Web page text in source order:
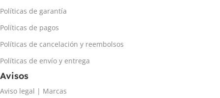
Políticas de garantía
Políticas de pagos
Políticas de cancelación y reembolsos
Políticas de envío y entrega
Avisos
Aviso legal | Marcas